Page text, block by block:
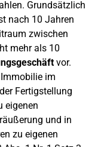
Grundsätzlich
nach 10 Jahren
zwischen
mehr als 10
vor.
im
Fertigstellung
eigenen
und in
zu eigenen